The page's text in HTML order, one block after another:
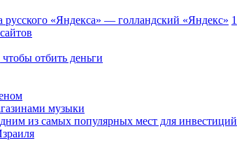
«Яндекса» — голландский «Яндекс» 1
отбить деньги
музыки
из самых популярных мест для инвестиций